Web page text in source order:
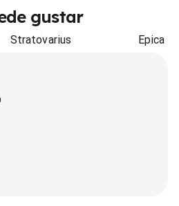
gustar
Stratovarius Epica